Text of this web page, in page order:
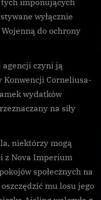
wyłącznie
do ochrony
agencji czyni ją
Corneliusa-
wydatków
na siły
niektórzy mogą
z Nova Imperium
społecznych na
mu losu jego